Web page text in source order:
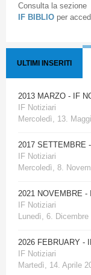
Consulta la sezione
IF BIBLIO per
ULTIMI INSERITI
2013 MARZO - IF
IF Notiziari
Mercoledì, 13.
2017 SETTEMBRE
IF Notiziari
Mercoledì, 8.
2021 NOVEMBRE -
IF Notiziari
Lunedì, 6.
2026 FEBRUARY -
IF Notiziari
Martedì, 14. Aprile